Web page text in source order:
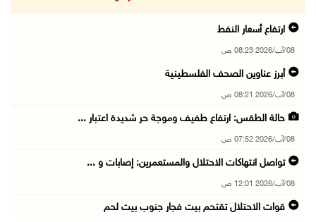
ارتفاع أسعار النفط
08/آب/2026 08:23 ص
أبرز عناوين الصحف الفلسطينية
08/آب/2026 08:21 ص
حالة الطقس: ارتفاع طفيف وموجة حر شديدة اعتبار ...
08/آب/2026 07:52 ص
تواصل انتهاكات الاحتلال والمستعمرين: إصابات و ...
08/آب/2026 12:01 ص
قوات الاحتلال تقتحم بيت فجار جنوب بيت لحم